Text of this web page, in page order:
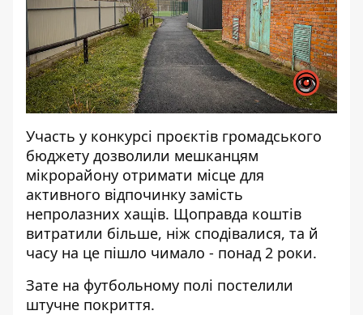
Участь у конкурсі проєктів громадського
бюджету дозволили мешканцям
мікрорайону отримати місце для
активного відпочинку замість
непролазних хащів. Щоправда коштів
витратили більше, ніж сподівалися, та й
часу на це пішло чимало - понад 2 роки.
Зате на футбольному полі постелили
штучне покриття.